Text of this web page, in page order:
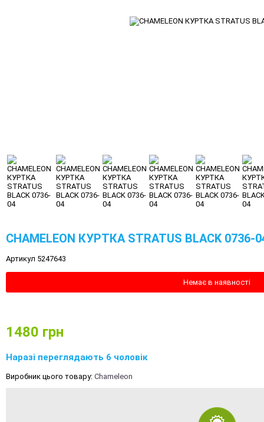
CHAMELEON КУРТКА STRATUS BLACK 0736-
Артикул 5247643
Немає в наявності
1480 грн
Наразі переглядають 6 чоловік
Виробник цього товару: Chameleon